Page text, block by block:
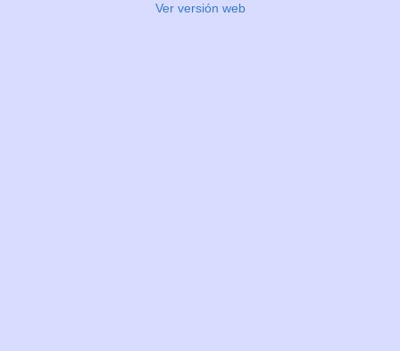
Ver versión web